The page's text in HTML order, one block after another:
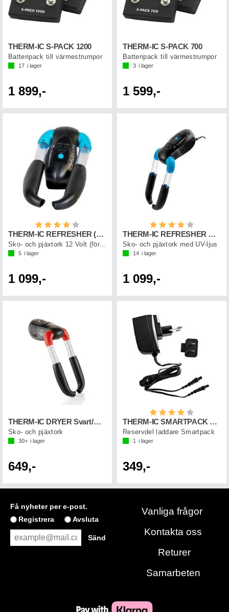
THERM-IC S-PACK 1200
Batteripack till värmestrumpor
17 i lager
1 899,-
THERM-IC S-PACK 700
Batteripack till värmestrumpor
3 i lager
1 599,-
Betyg:
THERM-IC REFRESHER (12V) Svart/Blå
Sko- och pjäxtork 12 Volt (för bil)
5 i lager
1 099,-
Betyg:
THERM-IC REFRESHER Svart/Blå
Sko- och pjäxtork med UV-ljus
14 i lager
1 099,-
THERM-IC DRYER Svart/Röd
Sko- och pjäxtork
30+ i lager
649,-
Betyg:
THERM-IC SMARTPACK STD CHARGER 220v
Reservdel laddare Smartpack
1 i lager
349,-
Få nyheter per e-post.
Registrera
Avsluta
Vanliga frågor
Kontakta oss
Returer
Samarbeten